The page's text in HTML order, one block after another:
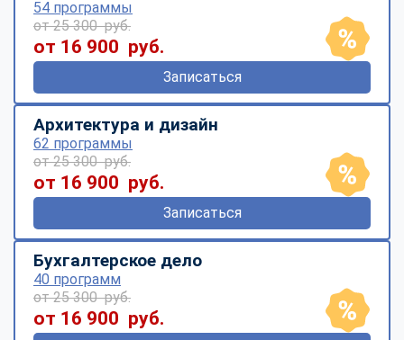
54 программы
от 25 300 руб.
от 16 900 руб.
Записаться
Архитектура и дизайн
62 программы
от 25 300 руб.
от 16 900 руб.
Записаться
Бухгалтерское дело
40 программ
от 25 300 руб.
от 16 900 руб.